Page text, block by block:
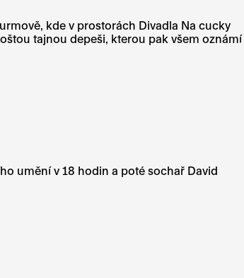
kde v prostorách Divadla Na cucky
tajnou depeši, kterou pak všem oznámí
umění v 18 hodin a poté sochař David